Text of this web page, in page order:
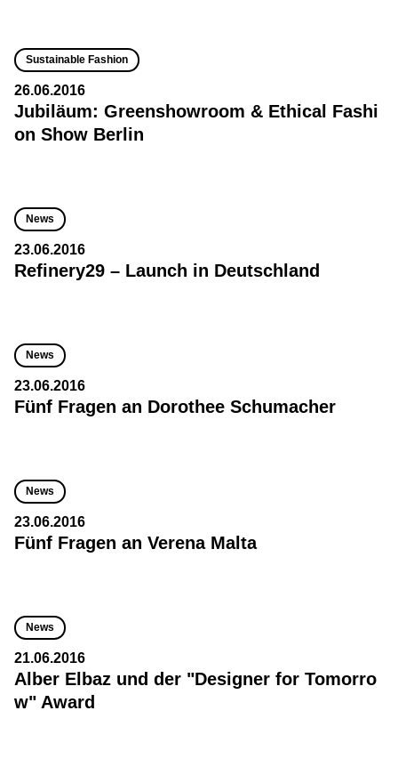
Sustainable Fashion
26.06.2016
Jubiläum: Greenshowroom & Ethical Fashi
on Show Berlin
News
23.06.2016
Refinery29 – Launch in Deutschland
News
23.06.2016
Fünf Fragen an Dorothee Schumacher
News
23.06.2016
Fünf Fragen an Verena Malta
News
21.06.2016
Alber Elbaz und der "Designer for Tomorro
w" Award